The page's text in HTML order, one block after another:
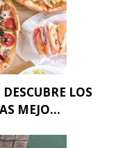
LOS
MEJO...